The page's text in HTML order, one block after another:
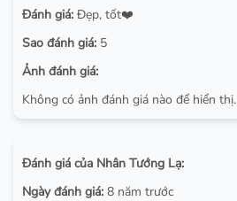
Đánh giá: Đẹp, tốt❤️
Sao đánh giá: 5
Ảnh đánh giá:
Không có ảnh đánh giá nào để hiển thị.
Đánh giá của Nhân Tướng Lạ:
Ngày đánh giá: 8 năm trước